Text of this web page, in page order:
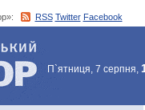
RSS Twitter Facebook
П`ятниця, 7 серпня,